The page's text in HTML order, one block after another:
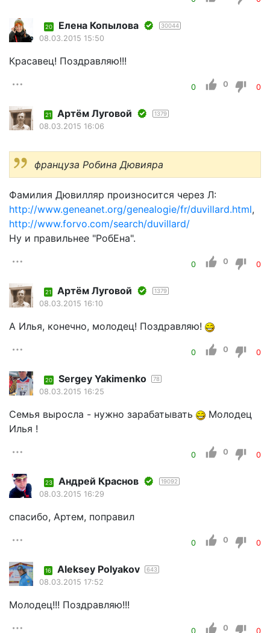
20 Елена Копылова 30044
08.03.2015 15:50
Красавец! Поздравляю!!!
0 0 0
21 Артём Луговой 1379
08.03.2015 16:06
француза Робина Дювияра
Фамилия Дювилляр произносится через Л:
http://www.geneanet.org/genealogie/fr/duvillard.html,
http://www.forvo.com/search/duvillard/
Ну и правильнее "РобЕна".
0 0 0
21 Артём Луговой 1379
08.03.2015 16:10
А Илья, конечно, молодец! Поздравляю!
0 0 0
20 Sergey Yakimenko 78
08.03.2015 16:25
Семья выросла - нужно зарабатывать
Молодец
Илья !
0 0 0
23 Андрей Краснов 19092
08.03.2015 16:29
спасибо, Артем, поправил
0 0 0
16 Aleksey Polyakov 643
08.03.2015 17:52
Молодец!!! Поздравляю!!!
0 0 0